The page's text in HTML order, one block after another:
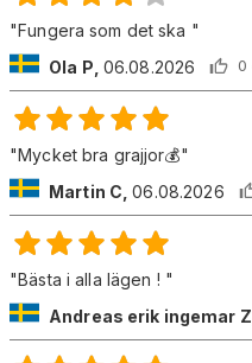
"Fungera som det ska "
Ola P 06.08.2026 0
"Mycket bra grajjor💰"
Martin C ,06.08.2026
"Bästa i alla lägen ! "
Andreas erik ingemar Z